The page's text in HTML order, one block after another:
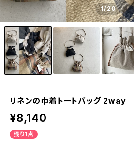
1/20
リネンの巾着トートバッグ 2way
¥8,140
残り1点